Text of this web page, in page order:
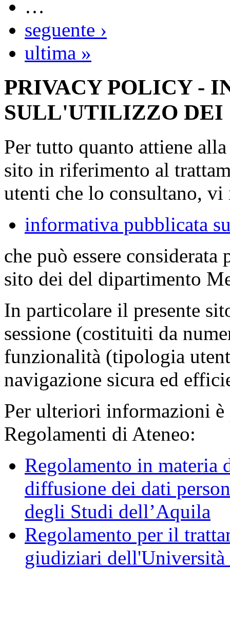
…
seguente ›
ultima »
PRIVACY POLICY -
SULL'UTILIZZO DEI
Per tutto quanto attiene
sito in riferimento al
utenti che lo consultano,
informativa pubblicata
che può essere
sito dei del dipartimento
In particolare il presente
sessione (costituiti da
funzionalità (tipologia
navigazione sicura ed
Per ulteriori informazioni è
Regolamenti di Ateneo:
Regolamento in materia
diffusione dei dati
degli Studi dell’Aquila
Regolamento per il
giudiziari